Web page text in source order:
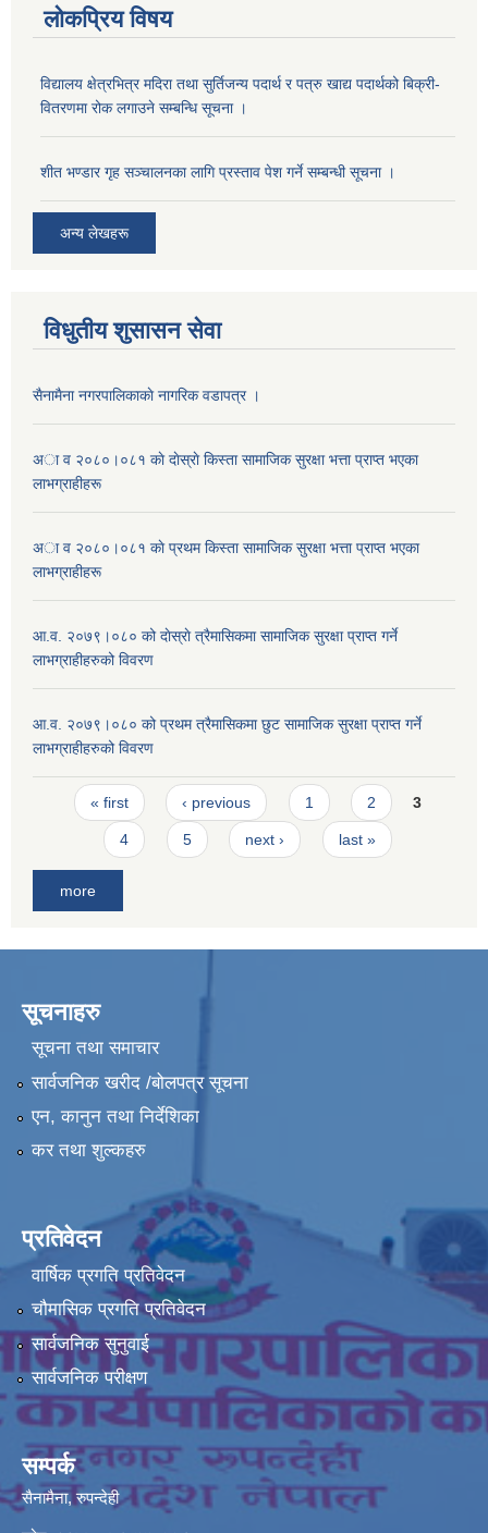
लोकप्रिय विषय
विद्यालय क्षेत्रभित्र मदिरा तथा सुर्तिजन्य पदार्थ र पत्रु खाद्य पदार्थको बिक्री-
वितरणमा रोक लगाउने सम्बन्धि सूचना ।
शीत भण्डार गृह सञ्चालनका लागि प्रस्ताव पेश गर्ने सम्बन्धी सूचना ।
अन्य लेखहरू
विधुतीय शुसासन सेवा
सैनामैना नगरपालिकाकाे नागरिक वडापत्र ।
अा व २०८०।०८१ काे दाेस्राे किस्ता सामाजिक सुरक्षा भत्ता प्राप्त भएका
लाभग्राहीहरू
अा व २०८०।०८१ काे प्रथम किस्ता सामाजिक सुरक्षा भत्ता प्राप्त भएका
लाभग्राहीहरू
आ.व. २०७९।०८० को दाेस्राे त्रैमासिकमा सामाजिक सुरक्षा प्राप्त गर्ने
लाभग्राहीहरुको विवरण
आ.व. २०७९।०८० को प्रथम त्रैमासिकमा छुट सामाजिक सुरक्षा प्राप्त गर्ने
लाभग्राहीहरुको विवरण
Pages
« first ‹ previous 1 2 3
4 5 next › last »
more
सूचनाहरु
सूचना तथा समाचार
सार्वजनिक खरीद /बोलपत्र सूचना
एन, कानुन तथा निर्देशिका
कर तथा शुल्कहरु
प्रतिवेदन
वार्षिक प्रगति प्रतिवेदन
चौमासिक प्रगति प्रतिवेदन
सार्वजनिक सुनुवाई
सार्वजनिक परीक्षण
सम्पर्क
सैनामैना, रुपन्देही